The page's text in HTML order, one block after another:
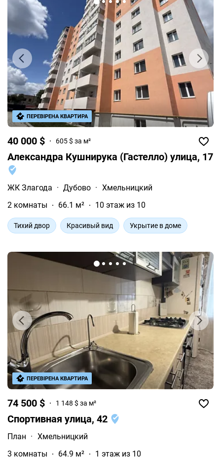
40 000 $ 605 $ за м²
Александра Кушнирука (Гастелло) улица, 17
ЖК Злагода · Дубово · Хмельницкий
2 комнаты
66.1 м² 10 этаж из 10
Тихий двор Красивый вид Укрытие в доме
ПЕРЕВІРЕНА КВАРТИРА
74 500 $ 1 148 $ за м²
Спортивная улица, 42
План · Хмельницкий
3 комнаты
64.9 м² 1 этаж из 10
ПЕРЕВІРЕНА КВАРТИРА